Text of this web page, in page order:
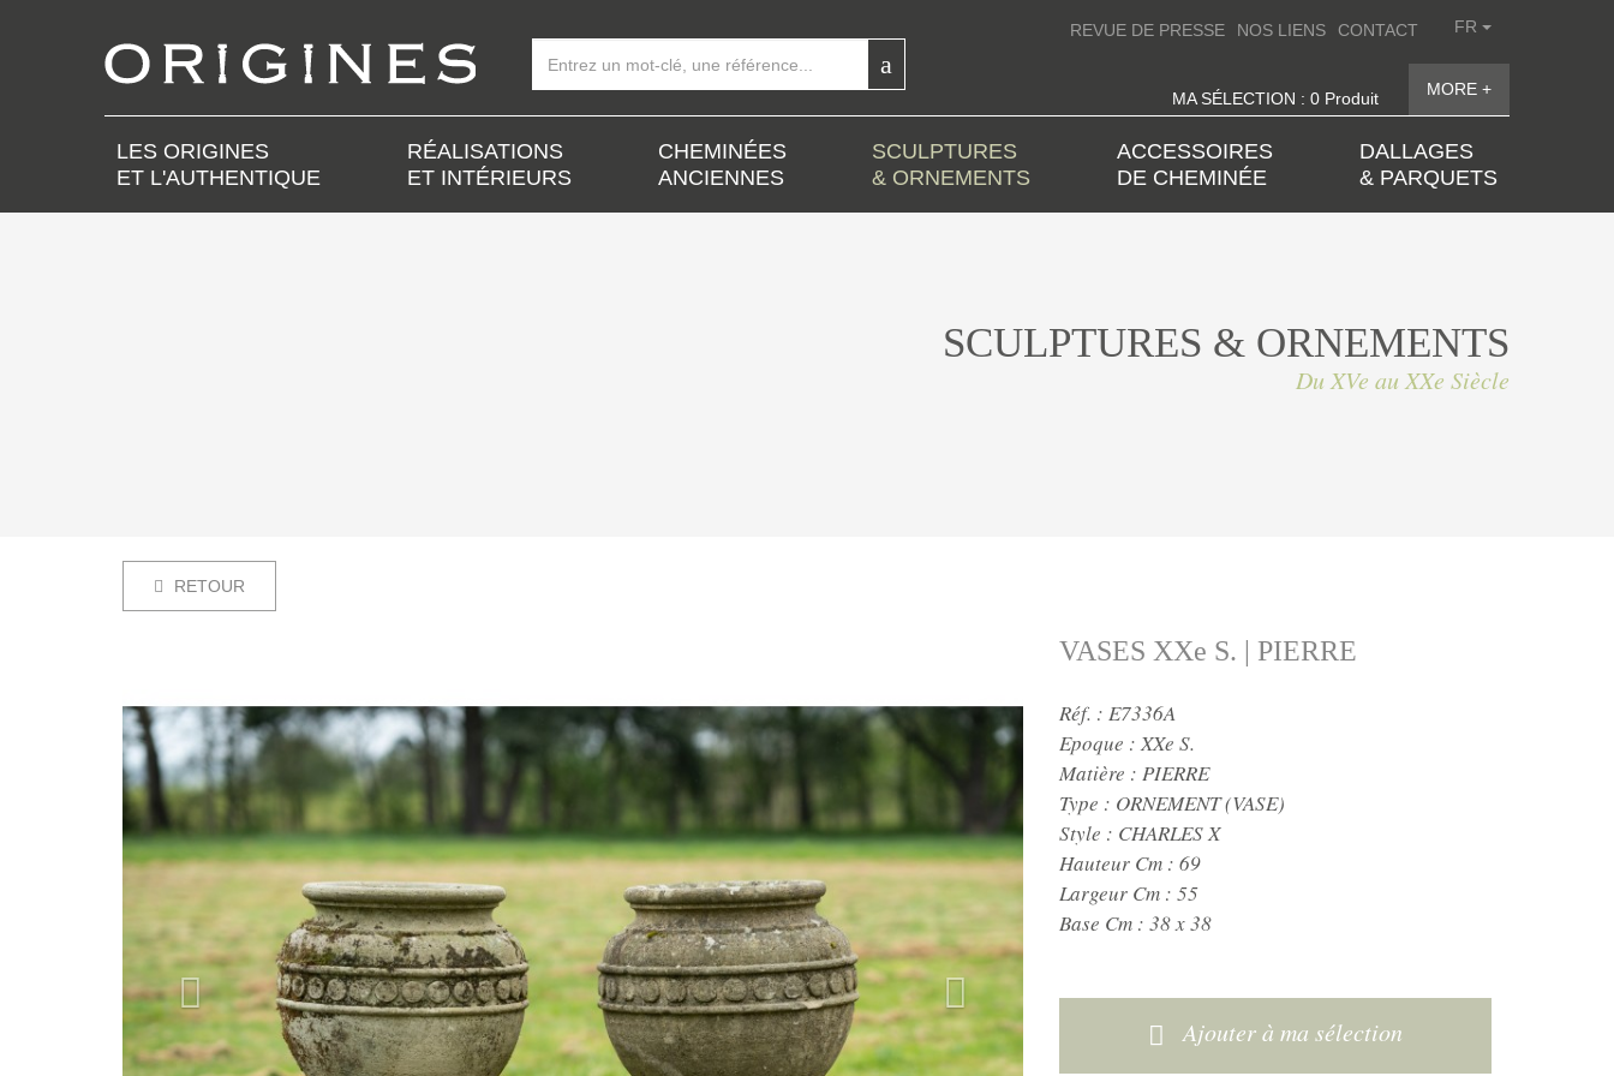
FR
REVUE DE PRESSE NOS LIENS CONTACT
MA SÉLECTION : 0 Produit MORE +
LES ORIGINES
ET L'AUTHENTIQUE
RÉALISATIONS
ET INTÉRIEURS
CHEMINÉES
ANCIENNES
SCULPTURES
& ORNEMENTS
ACCESSOIRES
DE CHEMINÉE
DALLAGES
& PARQUETS
SCULPTURES & ORNEMENTS
Du XVe au XXe Siècle
RETOUR
VASES XXe S. | PIERRE
Réf. : E7336A
Epoque :XXe S.
Matière : PIERRE
Type : ORNEMENT (VASE)
Style : CHARLES X
Hauteur Cm : 69
Largeur Cm : 55
Base Cm : 38 x 38
Ajouter à ma sélection